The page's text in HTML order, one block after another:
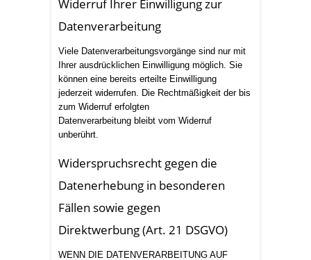
Widerruf Ihrer Einwilligung zur
Datenverarbeitung
Viele Datenverarbeitungsvorgänge sind nur mit
Ihrer ausdrücklichen Einwilligung möglich. Sie
können eine bereits erteilte Einwilligung
jederzeit widerrufen. Die Rechtmäßigkeit der bis
zum Widerruf erfolgten
Datenverarbeitung bleibt vom Widerruf
unberührt.
Widerspruchsrecht gegen die
Datenerhebung in besonderen
Fällen sowie gegen
Direktwerbung (Art. 21 DSGVO)
WENN DIE DATENVERARBEITUNG AUF